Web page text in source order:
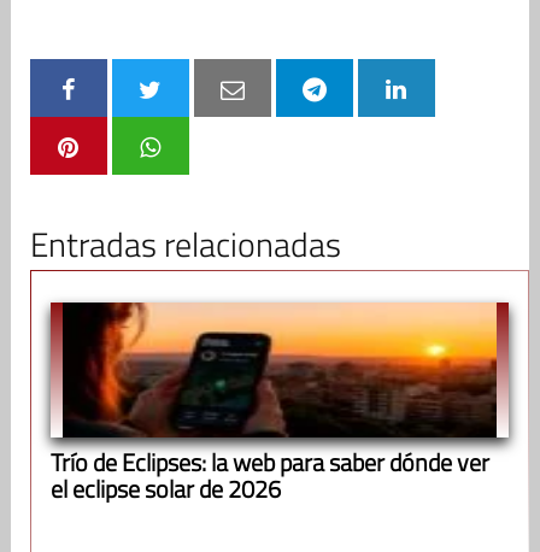
Entradas relacionadas
Trío de Eclipses: la web para saber dónde ver
el eclipse solar de 2026